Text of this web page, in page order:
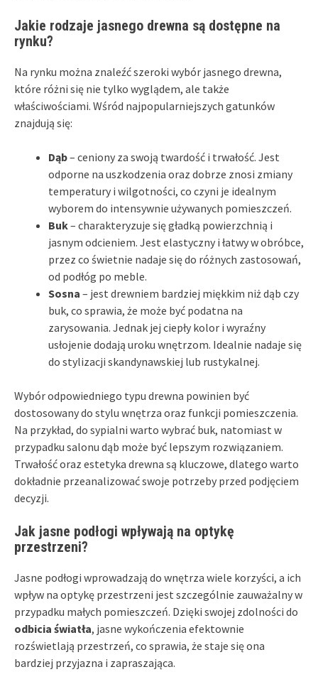
Jakie rodzaje jasnego drewna są dostępne na
rynku?
Na rynku można znaleźć szeroki wybór jasnego drewna,
które różni się nie tylko wyglądem, ale także
właściwościami. Wśród najpopularniejszych gatunków
znajdują się:
Dąb– ceniony za swoją twardość i trwałość. Jest
odporne na uszkodzenia oraz dobrze znosi zmiany
temperatury i wilgotności, co czyni je idealnym
wyborem do intensywnie używanych pomieszczeń.
Buk– charakteryzuje się gładką powierzchnią i
jasnym odcieniem. Jest elastyczny i łatwy w obróbce,
przez co świetnie nadaje się do różnych zastosowań,
od podłóg po meble.
Sosna – jest drewniem bardziej miękkim niż dąb czy
buk, co sprawia, że może być podatna na
zarysowania. Jednak jej ciepły kolor i wyraźny
usłojenie dodają uroku wnętrzom. Idealnie nadaje się
do stylizacji skandynawskiej lub rustykalnej.
Wybór odpowiedniego typu drewna powinien być
dostosowany do stylu wnętrza oraz funkcji pomieszczenia.
Na przykład, do sypialni warto wybrać buk, natomiast w
przypadku salonu dąb może być lepszym rozwiązaniem.
Trwałość oraz estetyka drewna są kluczowe, dlatego warto
dokładnie przeanalizować swoje potrzeby przed podjęciem
decyzji.
Jak jasne podłogi wpływają na optykę
przestrzeni?
Jasne podłogi wprowadzają do wnętrza wiele korzyści, a ich
wpływ na optykę przestrzeni jest szczególnie zauważalny w
przypadku małych pomieszczeń. Dzięki swojej zdolności do
odbicia światła, jasne wykończenia efektownie
rozświetlają przestrzeń, co sprawia, że staje się ona
bardziej przyjazna i zapraszająca.